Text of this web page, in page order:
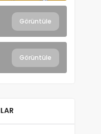
Görüntüle
Görüntüle